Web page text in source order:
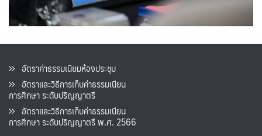
อัตราค่าธรรมเนียมห้องประชุม
อัตราและวิธีการเก็บค่าธรรมเนียน
การศึกษา ระดับปริญญาตรี
อัตราและวิธีการเก็บค่าธรรมเนียน
การศึกษา ระดับปริญญาตรี พ.ศ. 2566